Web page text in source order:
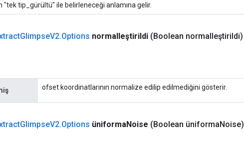
"tek tip_gürültü" ile belirleneceği anlamına gelir.
GlimpseV2.Options normalleştirildi (Boolean normalleştirildi)
ofset koordinatlarının normalize edilip edilmediğini gösterir.
GlimpseV2.Options üniformaNoise (Boolean üniformaNoise)